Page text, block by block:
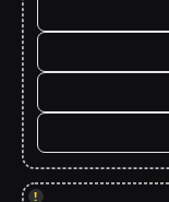
!